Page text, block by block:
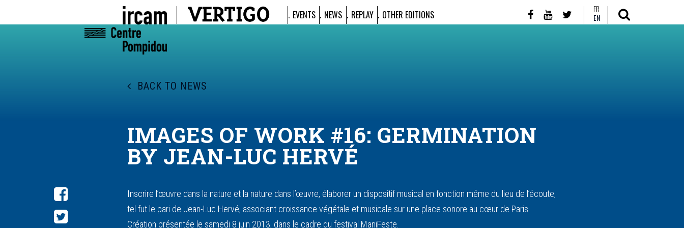
EVENTS NEWS REPLAY OTHER EDITIONS
FR
EN
BACK TO NEWS
IMAGES OF WORK #16: GERMINATION
BY JEAN-LUC HERVÉ
Inscrire l’œuvre dans la nature et la nature dans l’œuvre, élaborer un dispositif musical en fonction même du lieu de l’écoute,
tel fut le pari de Jean-Luc Hervé, associant croissance végétale et musicale sur une place sonore au cœur de Paris.
Création présentée le samedi 8 juin 2013, dans le cadre du festival ManiFeste.